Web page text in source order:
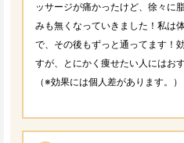
ッサージが痛かったけど、徐々に
みも無くなっていきました！私は
で、その後もずっと通ってます！
すが、とにかく痩せたい人にはおす
（※効果には個人差があります。）